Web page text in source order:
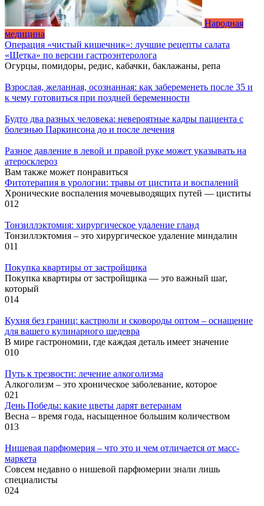
Народная
медицина
Операция «чистый кишечник»: лучшие рецепты салата
«Щетка» по версии гастроэнтеролога
Огурцы, помидоры, редис, кабачки, баклажаны, репа
Взрослая, желанная, осознанная: как забеременеть после 35 и
к чему готовиться при поздней беременности
Будто два разных человека: невероятные кадры пациента с
болезнью Паркинсона до и после лечения
Разное давление в левой и правой руке может указывать на
атеросклероз
Вам также может понравиться
Фитотерапия в урологии: травы от цистита и воспалений
Хронические воспаления мочевыводящих путей — циститы
012
Тонзиллэктомия: хирургическое удаление гланд
Тонзиллэктомия – это хирургическое удаление миндалин
011
Покупка квартиры от застройщика
Покупка квартиры от застройщика — это важный шаг,
который
014
Кухня без границ: кастрюли и сковороды оптом – оснащение
для вашего кулинарного шедевра
В мире гастрономии, где каждая деталь имеет значение
010
Путь к трезвости: лечение алкоголизма
Алкоголизм – это хроническое заболевание, которое
021
День Победы: какие цветы дарят ветеранам
Весна – время года, насыщенное большим количеством
013
Нишевая парфюмерия – что это и чем отличается от масс-
маркета
Совсем недавно о нишевой парфюмерии знали лишь
специалисты
024